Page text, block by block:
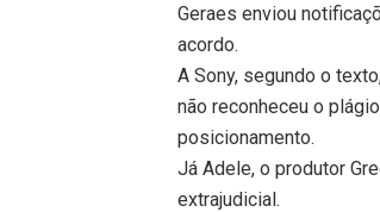
Geraes enviou
acordo.
A Sony, segundo o
não reconheceu o
posicionamento.
Já Adele, o produtor
extrajudicial.